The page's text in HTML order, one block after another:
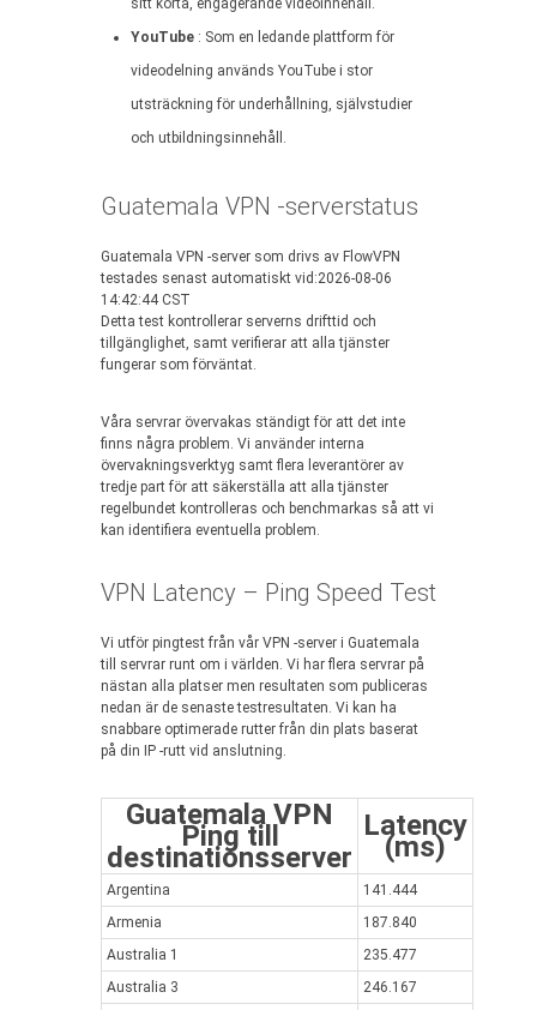
sitt korta, engagerande videoinnehåll.
YouTube : Som en ledande plattform för
videodelning används YouTube i stor
utsträckning för underhållning, självstudier
och utbildningsinnehåll.
Guatemala VPN -serverstatus
Guatemala VPN -server som drivs av FlowVPN
testades senast automatiskt vid:2026-08-06
14:42:44 CST
Detta test kontrollerar serverns drifttid och
tillgänglighet, samt verifierar att alla tjänster
fungerar som förväntat.
Våra servrar övervakas ständigt för att det inte
finns några problem. Vi använder interna
övervakningsverktyg samt flera leverantörer av
tredje part för att säkerställa att alla tjänster
regelbundet kontrolleras och benchmarkas så att vi
kan identifiera eventuella problem.
VPN Latency – Ping Speed Test
Vi utför pingtest från vår VPN -server i Guatemala
till servrar runt om i världen. Vi har flera servrar på
nästan alla platser men resultaten som publiceras
nedan är de senaste testresultaten. Vi kan ha
snabbare optimerade rutter från din plats baserat
på din IP -rutt vid anslutning.
Guatemala VPN
Ping till
destinationsserver
Latency
(ms)
Argentina
141.444
Armenia
187.840
Australia 1
235.477
Australia 3
246.167